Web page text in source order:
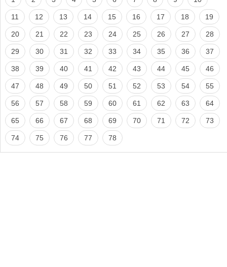
11 12 13 14 15 16 17 18 19
20 21 22 23 24 25 26 27 28
29 30 31 32 33 34 35 36 37
38 39 40 41 42 43 44 45 46
47 48 49 50 51 52 53 54 55
56 57 58 59 60 61 62 63 64
65 66 67 68 69 70 71 72 73
74 75 76 77 78